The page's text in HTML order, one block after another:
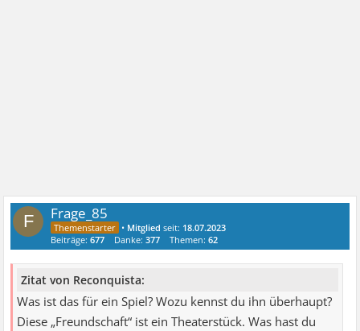
F Frage_85
• Mitglied seit: 18.07.2023
Beiträge:677 Danke:377 Themen:62
Zitat von Reconquista:
Was ist das für ein Spiel? Wozu kennst du ihn überhaupt?
Diese „Freundschaft“ ist ein Theaterstück. Was hast du